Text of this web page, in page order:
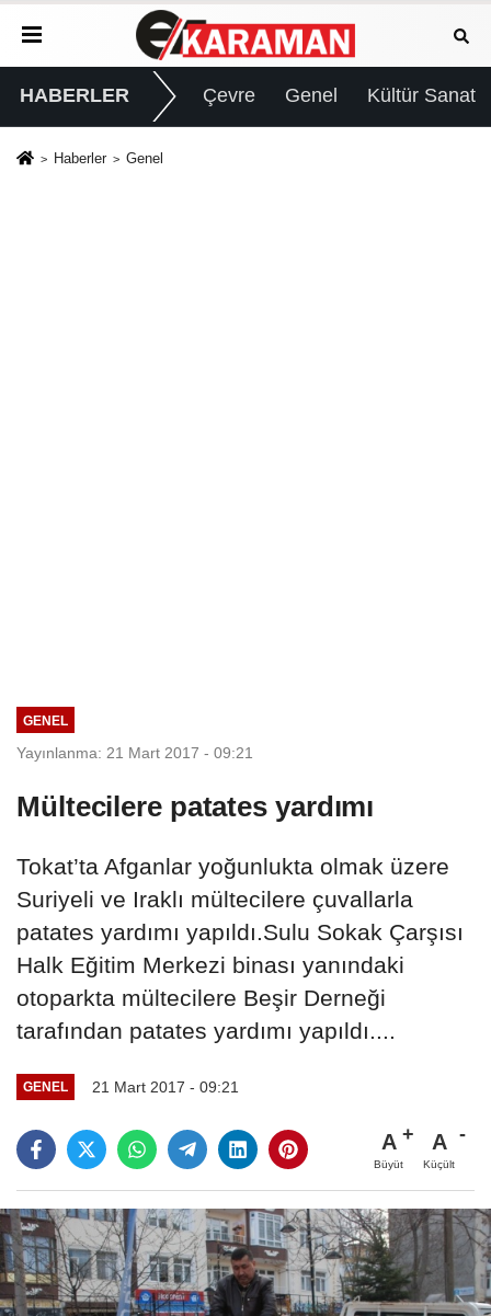
HABERLER Çevre Genel Kültür Sanat
Haberler Genel
GENEL
Yayınlanma: 21 Mart 2017 - 09:21
Mültecilere patates yardımı
Tokat’ta Afganlar yoğunlukta olmak üzere
Suriyeli ve Iraklı mültecilere çuvallarla
patates yardımı yapıldı.Sulu Sokak Çarşısı
Halk Eğitim Merkezi binası yanındaki
otoparkta mültecilere Beşir Derneği
tarafından patates yardımı yapıldı....
GENEL 21 Mart 2017 - 09:21
A
Büyüt
A
Küçült